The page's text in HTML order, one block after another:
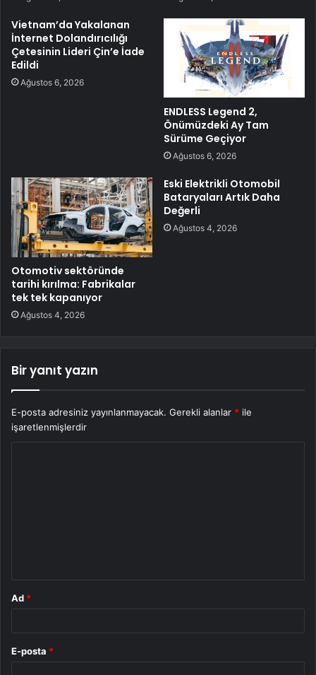
Vietnam’da Yakalanan
İnternet Dolandırıcılığı
Çetesinin Lideri Çin’e İade
Edildi
Ağustos 6, 2026
ENDLESS Legend 2,
Önümüzdeki Ay Tam
Sürüme Geçiyor
Ağustos 6, 2026
Otomotiv sektöründe
tarihi kırılma: Fabrikalar
tek tek kapanıyor
Ağustos 4, 2026
Eski Elektrikli Otomobil
Bataryaları Artık Daha
Değerli
Ağustos 4, 2026
Bir yanıt yazın
E-posta adresiniz yayınlanmayacak. Gerekli alanlar * ile
işaretlenmişlerdir
Ad *
E-posta *